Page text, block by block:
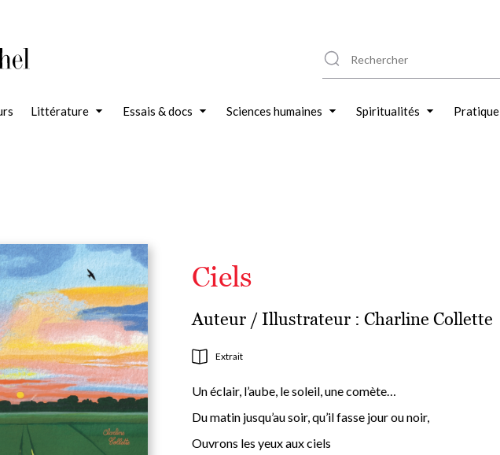
Littérature Essais & docs Sciences humaines Spiritualités Pratique
Ciels
Auteur / Illustrateur : Charline Collette
Extrait
Un éclair, l’aube, le soleil, une comète…
Du matin jusqu’au soir, qu’il fasse jour ou noir,
Ouvrons les yeux aux ciels